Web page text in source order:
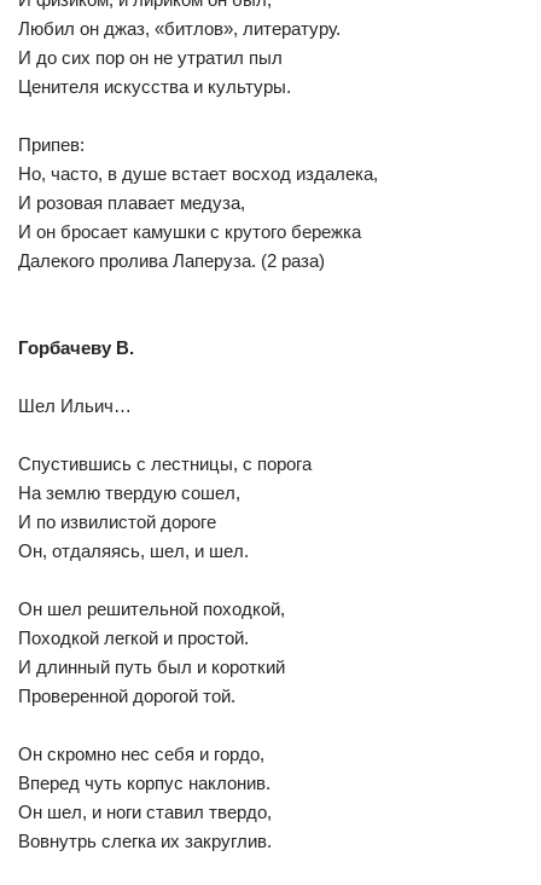
Любил он джаз, «битлов», литературу.
И до сих пор он не утратил пыл
Ценителя искусства и культуры.
Припев:
Но, часто, в душе встает восход издалека,
И розовая плавает медуза,
И он бросает камушки с крутого бережка
Далекого пролива Лаперуза. (2 раза)
Горбачеву В.
Шел Ильич…
Спустившись с лестницы, с порога
На землю твердую сошел,
И по извилистой дороге
Он, отдаляясь, шел, и шел.
Он шел решительной походкой,
Походкой легкой и простой.
И длинный путь был и короткий
Проверенной дорогой той.
Он скромно нес себя и гордо,
Вперед чуть корпус наклонив.
Он шел, и ноги ставил твердо,
Вовнутрь слегка их закруглив.